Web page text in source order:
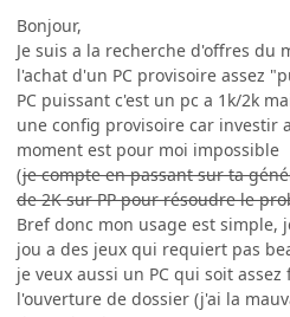
Bonjour,
Je suis a la recherche d'offres du
l'achat d'un PC provisoire assez
PC puissant c'est un pc a 1k/2k
une config provisoire car investir
moment est pour moi impossible
(je compte en passant sur ta
de 2K sur PP pour résoudre le
Bref donc mon usage est simple,
jou a des jeux qui requiert pas
je veux aussi un PC qui soit
l'ouverture de dossier (j'ai la